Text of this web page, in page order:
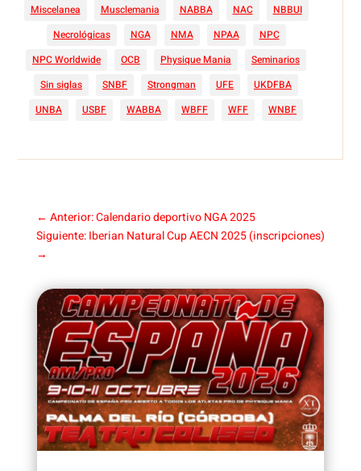
Miscelanea
Musclemania NABBA NAC
NBBUI
Necrológicas
NGA NMA NPAA
NPC
NPC Worldwide
OCB Physique Mania
Seminarios
Sin siglas
SNBF Strongman UFE
UKDFBA
UNBA
USBF WABBA WBFF WFF WNBF
← Anterior: Calendario deportivo NGA 2025
Siguiente: Iberian Natural Cup AECN 2025 (inscripciones)
→